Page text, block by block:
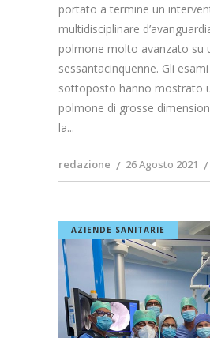
portato a termine un
multidisciplinare
polmone molto avanzato su
sessantacinquenne. Gli
sottoposto hanno mostrato
polmone di grosse
la
redazione 26 Agosto 2021
AZIENDE SANITARIE